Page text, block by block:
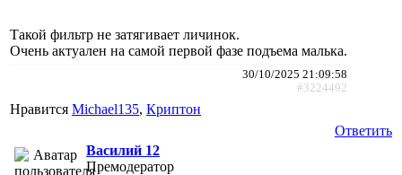
Такой фильтр не затягивает личинок.
Очень актуален на самой первой фазе подъема малька.
30/10/2025 21:09:58
#3224492
Нравится Michael135, Криптон
Ответить
Василий 12
Премодератор